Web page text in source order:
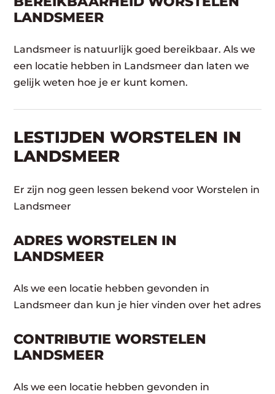
LANDSMEER
Landsmeer is natuurlijk goed bereikbaar. Als we
een locatie hebben in Landsmeer dan laten we
gelijk weten hoe je er kunt komen.
LESTIJDEN WORSTELEN IN
LANDSMEER
Er zijn nog geen lessen bekend voor Worstelen in
Landsmeer
ADRES WORSTELEN IN
LANDSMEER
Als we een locatie hebben gevonden in
Landsmeer dan kun je hier vinden over het adres
CONTRIBUTIE WORSTELEN
LANDSMEER
Als we een locatie hebben gevonden in